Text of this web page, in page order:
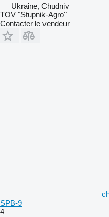
Ukraine, Chudniv
TOV "Stupnik-Agro"
Contacter le vendeur
SPB-9
4